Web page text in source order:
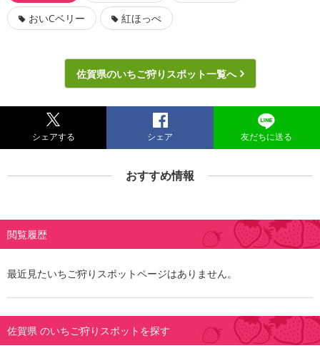
おいCベリー
紅ほっぺ
佐賀県のいちご狩りスポット一覧へ
シェアする シェア 友だちに送る
おすすめ情報
閲覧履歴
最近見たいちご狩りスポットページはありません。
佐賀県 のいちご狩りスポットを探す